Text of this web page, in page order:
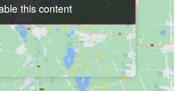
this content
this content